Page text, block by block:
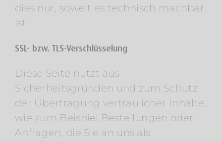
dies nur, soweit es technisch machbar
ist.
SSL- bzw. TLS-Verschlüsselung
Diese Seite nutzt aus
Sicherheitsgründen und zum Schutz
der Übertragung vertraulicher Inhalte,
wie zum Beispiel Bestellungen oder
Anfragen, die Sie an uns als